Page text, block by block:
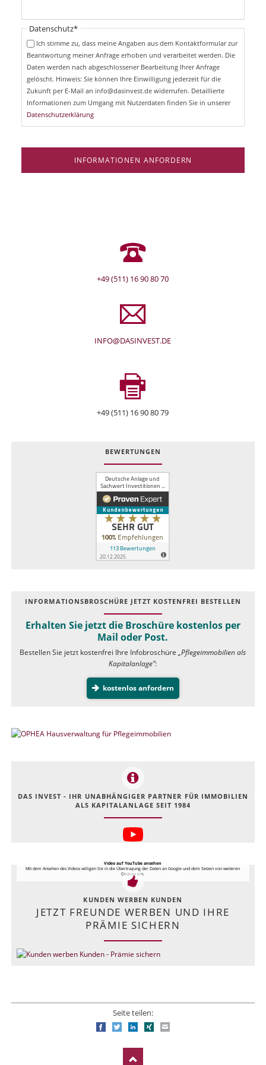
t
f
i
Pflichtfeld
Datenschutz*
Ich stimme zu, dass meine Angaben aus dem Kontaktformular zur
Beantwortung meiner Anfrage erhoben und verarbeitet werden. Die
Daten werden nach abgeschlossener Bearbeitung Ihrer Anfrage
gelöscht. Hinweis: Sie können Ihre Einwilligung jederzeit für die
Zukunft per E-Mail an info@dasinvest.de widerrufen. Detaillierte
Informationen zum Umgang mit Nutzerdaten finden Sie in unserer
Datenschutzerklärung
INFORMATIONEN ANFORDERN
+49 (511) 16 90 80 70
INFO@DASINVEST.DE
+49 (511) 16 90 80 79
BEWERTUNGEN
INFOR­MATIONS­BROSCHÜRE JETZT KOSTEN­FREI BESTELLEN
Erhalten Sie jetzt die Broschüre kostenlos per
Mail oder Post.
Bestellen Sie jetzt kostenfrei Ihre Infobroschüre„Pflegeimmobilien als
Kapitalanlage”:
kostenlos anfordern
DAS INVEST - IHR UNABHÄNGIGER PARTNER FÜR IMMOBILIEN
ALS KAPITALANLAGE SEIT 1984
Video auf YouTube ansehen
Mit dem Ansehen des Videos willigen Sie in die Übertragung der Daten an Google und dem Setzen von weiteren
Cookies ein.
KUNDEN WERBEN KUNDEN
JETZT FREUNDE WERBEN UND IHRE
PRÄMIE SICHERN
Seite teilen:
FacebookTwitterLinkedIn
Xing